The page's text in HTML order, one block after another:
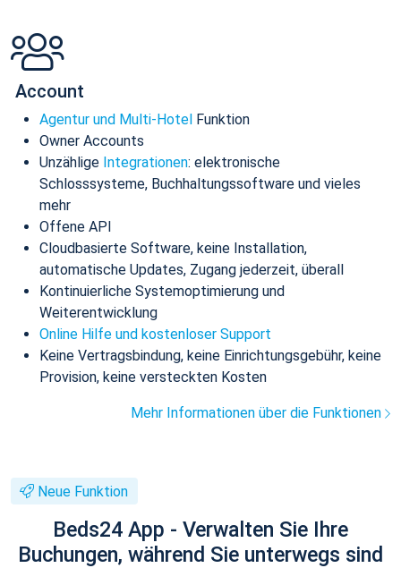
Account
Agentur und Multi-Hotel Funktion
Owner Accounts
Unzählige Integrationen: elektronische
Schlosssysteme, Buchhaltungssoftware und vieles
mehr
Offene API
Cloudbasierte Software, keine Installation,
automatische Updates, Zugang jederzeit, überall
Kontinuierliche Systemoptimierung und
Weiterentwicklung
Online Hilfe und kostenloser Support
Keine Vertragsbindung, keine Einrichtungsgebühr, keine
Provision, keine versteckten Kosten
Mehr Informationen über die Funktionen
Neue Funktion
Beds24 App - Verwalten Sie Ihre
Buchungen, während Sie unterwegs sind